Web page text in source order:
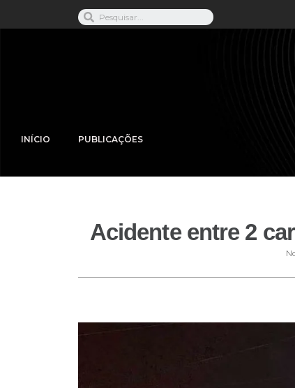
INÍCIO PUBLICAÇÕES
Acidente entre 2